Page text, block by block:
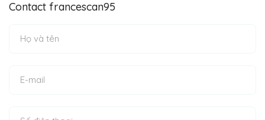
Contact francescan95